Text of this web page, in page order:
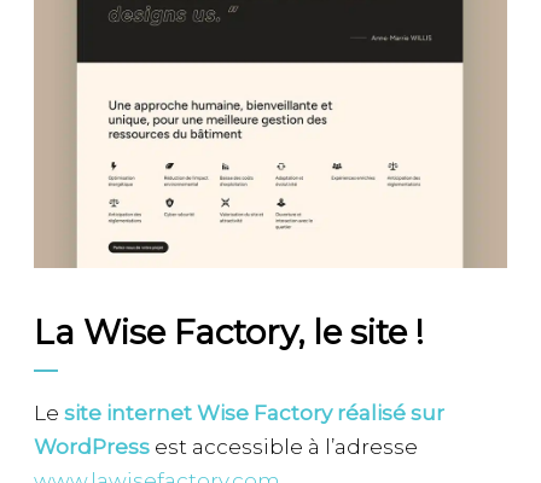
La Wise Factory, le site !
Lesite internet Wise Factory réalisé sur
WordPress est accessible à l’adresse